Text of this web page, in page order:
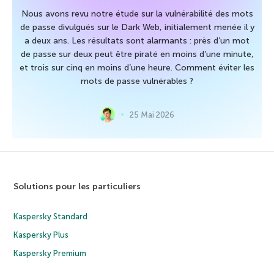
Nous avons revu notre étude sur la vulnérabilité des mots
de passe divulgués sur le Dark Web, initialement menée il y
a deux ans. Les résultats sont alarmants : près d’un mot
de passe sur deux peut être piraté en moins d’une minute,
et trois sur cinq en moins d’une heure. Comment éviter les
mots de passe vulnérables ?
25 Mai 2026
Solutions pour les particuliers
Kaspersky Standard
Kaspersky Plus
Kaspersky Premium